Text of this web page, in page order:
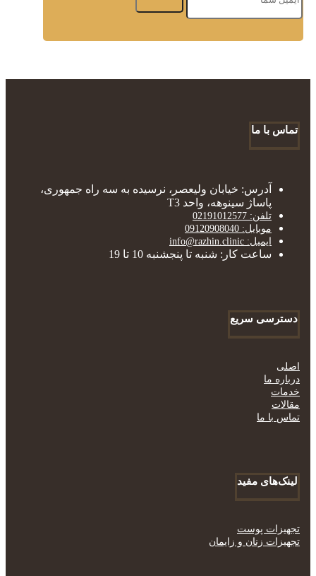
تماس با ما
آدرس: خیابان ولیعصر، نرسیده به سه راه جمهوری،
پاساژ سینوهه، واحد T3
تلفن: 02191012577
موبایل: 09120908040
ایمیل: info@razhin.clinic
ساعت کار: شنبه تا پنجشنبه 10 تا 19
دسترسی سریع
اصلی
درباره ما
خدمات
مقالات
تماس با ما
لینک‌های مفید
تجهیزات پوست
تجهیزات زنان و زایمان